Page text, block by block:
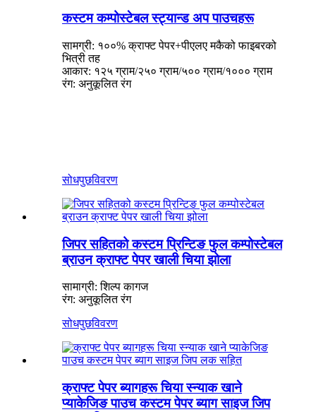
कस्टम कम्पोस्टेबल स्ट्यान्ड अप पाउचहरू
सामग्री: १००% क्राफ्ट पेपर+पीएलए मकैको फाइबरको
भित्री तह
आकार: १२५ ग्राम/२५० ग्राम/५०० ग्राम/१००० ग्राम
रंग: अनुकूलित रंग
सोधपुछविवरण
जिपर सहितको कस्टम प्रिन्टिङ फुल कम्पोस्टेबल
ब्राउन क्राफ्ट पेपर खाली चिया झोला
सामाग्री: शिल्प कागज
रंग: अनुकूलित रंग
सोधपुछविवरण
क्राफ्ट पेपर ब्यागहरू चिया स्न्याक खाने
प्याकेजिङ पाउच कस्टम पेपर ब्याग साइज जिप